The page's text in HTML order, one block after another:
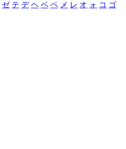
ゼ テ デ ヘ ベ ペ メ レ オ ォ コ ゴ